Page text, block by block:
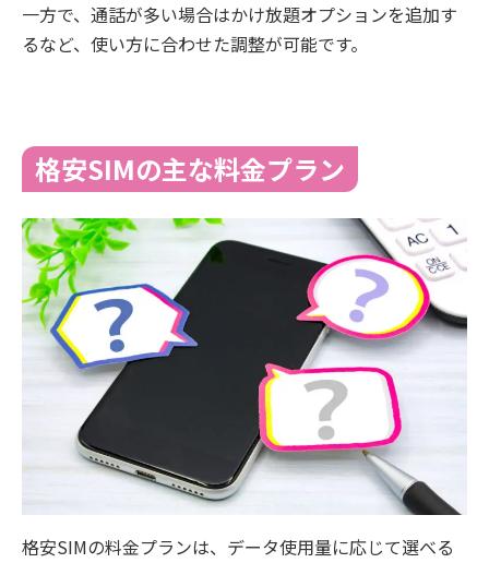
一方で、通話が多い場合はかけ放題オプションを追加す
るなど、使い方に合わせた調整が可能です。
格安SIMの主な料金プラン
格安SIMの料金プランは、データ使用量に応じて選べる